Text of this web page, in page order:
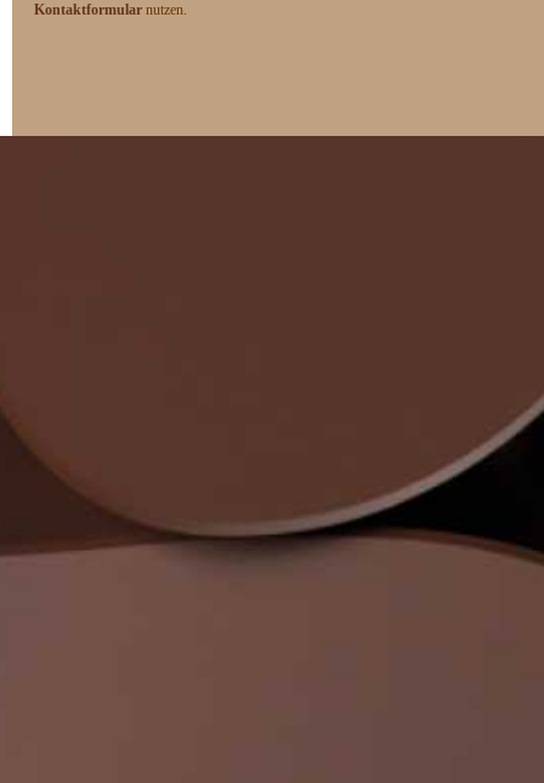
Kontaktformular nutzen.